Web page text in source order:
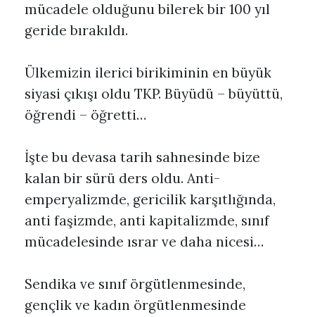
mücadele olduğunu bilerek bir 100 yıl
geride bırakıldı.
Ülkemizin ilerici birikiminin en büyük
siyasi çıkışı oldu TKP. Büyüdü – büyüttü,
öğrendi – öğretti…
İşte bu devasa tarih sahnesinde bize
kalan bir sürü ders oldu. Anti-
emperyalizmde, gericilik karşıtlığında,
anti faşizmde, anti kapitalizmde, sınıf
mücadelesinde ısrar ve daha nicesi…
Sendika ve sınıf örgütlenmesinde,
gençlik ve kadın örgütlenmesinde